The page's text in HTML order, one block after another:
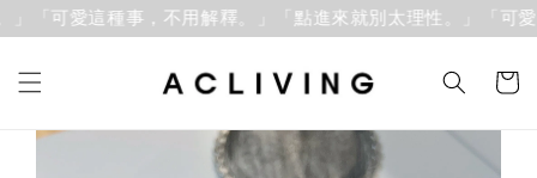
「可愛這種事，不用解釋。」 「點進來就別太理性。」「可愛